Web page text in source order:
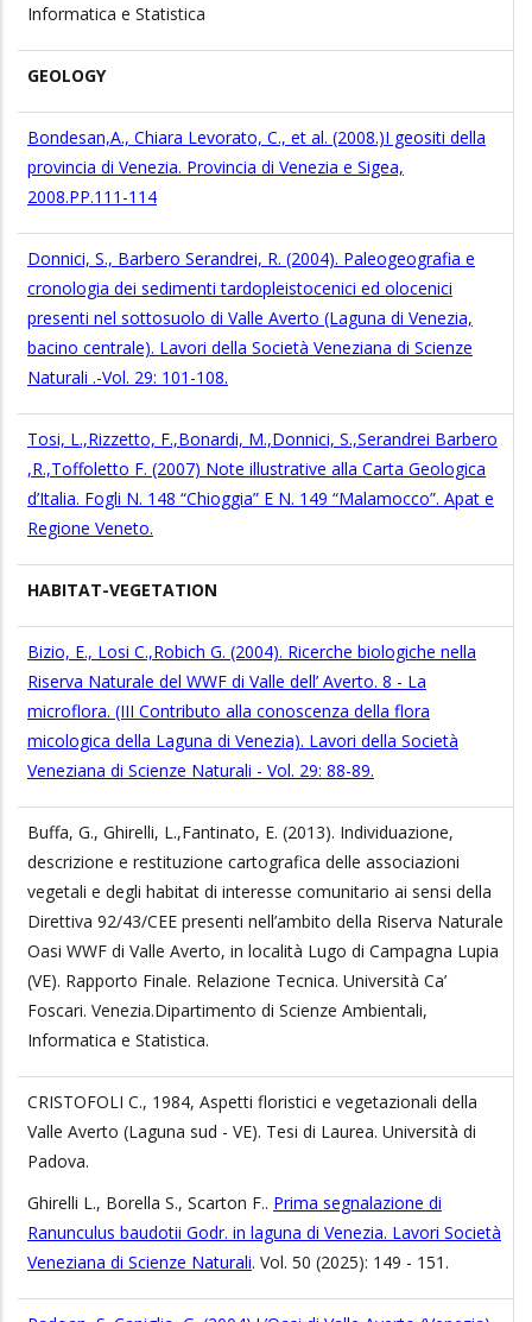
Informatica e Statistica
GEOLOGY
Bondesan,A., Chiara Levorato, C., et al. (2008.)I geositi della
provincia di Venezia. Provincia di Venezia e Sigea,
2008.PP.111-114
Donnici, S., Barbero Serandrei, R. (2004). Paleogeografia e
cronologia dei sedimenti tardopleistocenici ed olocenici
presenti nel sottosuolo di Valle Averto (Laguna di Venezia,
bacino centrale). Lavori della Società Veneziana di Scienze
Naturali .-Vol. 29: 101-108.
Tosi, L.,Rizzetto, F.,Bonardi, M.,Donnici, S.,Serandrei Barbero
,R.,Toffoletto F. (2007) Note illustrative alla Carta Geologica
d’Italia. Fogli N. 148 “Chioggia” E N. 149 “Malamocco”. Apat e
Regione Veneto.
HABITAT-VEGETATION
Bizio, E., Losi C.,Robich G. (2004). Ricerche biologiche nella
Riserva Naturale del WWF di Valle dell’ Averto. 8 - La
microflora. (III Contributo alla conoscenza della flora
micologica della Laguna di Venezia). Lavori della Società
Veneziana di Scienze Naturali - Vol. 29: 88-89.
Buffa, G., Ghirelli, L.,Fantinato, E. (2013). Individuazione,
descrizione e restituzione cartografica delle associazioni
vegetali e degli habitat di interesse comunitario ai sensi della
Direttiva 92/43/CEE presenti nell’ambito della Riserva Naturale
Oasi WWF di Valle Averto, in località Lugo di Campagna Lupia
(VE). Rapporto Finale. Relazione Tecnica. Università Ca’
Foscari. Venezia.Dipartimento di Scienze Ambientali,
Informatica e Statistica.
CRISTOFOLI C., 1984, Aspetti floristici e vegetazionali della
Valle Averto (Laguna sud - VE). Tesi di Laurea. Università di
Padova.
Ghirelli L., Borella S., Scarton F.. Prima segnalazione di
Ranunculus baudotii Godr. in laguna di Venezia. Lavori Società
Veneziana di Scienze Naturali. Vol. 50 (2025): 149 - 151.